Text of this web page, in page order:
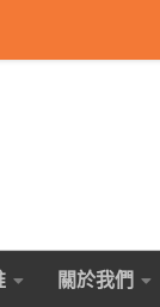
關於我們